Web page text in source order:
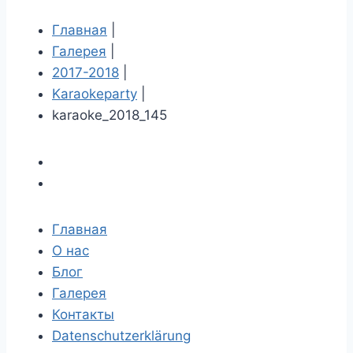
Главная
Галерея
2017-2018
Karaokeparty
karaoke_2018_145
Главная
О нас
Блог
Галерея
Контакты
Datenschutzerklärung